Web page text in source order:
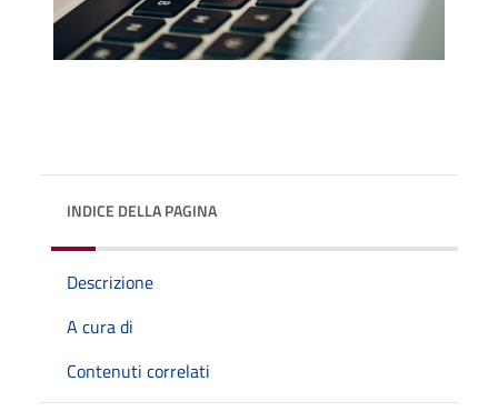
INDICE DELLA PAGINA
Descrizione
A cura di
Contenuti correlati